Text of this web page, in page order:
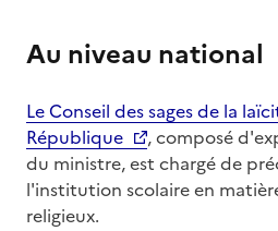
Au niveau national
Le Conseil des sages de la
République
, composé
du ministre, est chargé de
l'institution scolaire en
religieux.